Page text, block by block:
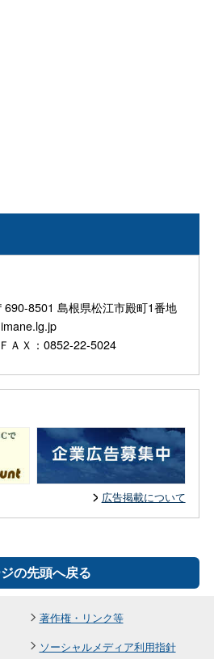
8501 島根県松江市殿町1番地
ＡＸ：0852-22-5024
広告掲載について
の先頭へ戻る
著作権・リンク等
ソーシャルメディア利用指針